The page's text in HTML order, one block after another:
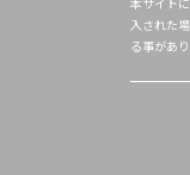
入された
る事があり